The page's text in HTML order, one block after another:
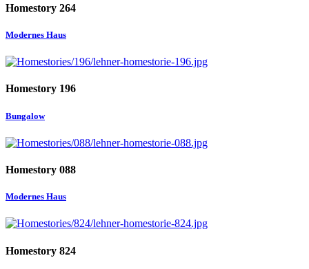
Homestory 264
Modernes Haus
Homestory 196
Bungalow
Homestory 088
Modernes Haus
Homestory 824